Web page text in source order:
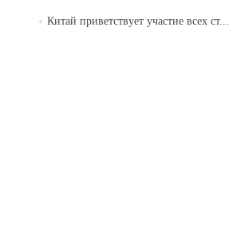
Китай приветствует участие всех ст...